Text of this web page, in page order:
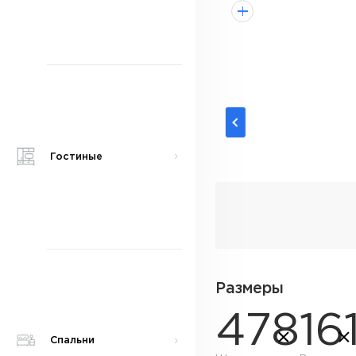
Гостиные
Спальни
Размеры
478